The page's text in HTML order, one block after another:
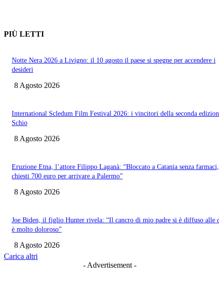
PIÙ LETTI
Notte Nera 2026 a Livigno: il 10 agosto il paese si spegne per accendere i
desideri
8 Agosto 2026
International Scledum Film Festival 2026: i vincitori della seconda
Schio
8 Agosto 2026
Eruzione Etna, l’attore Filippo Laganà: “Bloccato a Catania senza farmaci,
chiesti 700 euro per arrivare a Palermo”
8 Agosto 2026
Joe Biden, il figlio Hunter rivela: “Il cancro di mio padre si è diffuso alle
è molto doloroso”
8 Agosto 2026
Carica altri
- Advertisement -